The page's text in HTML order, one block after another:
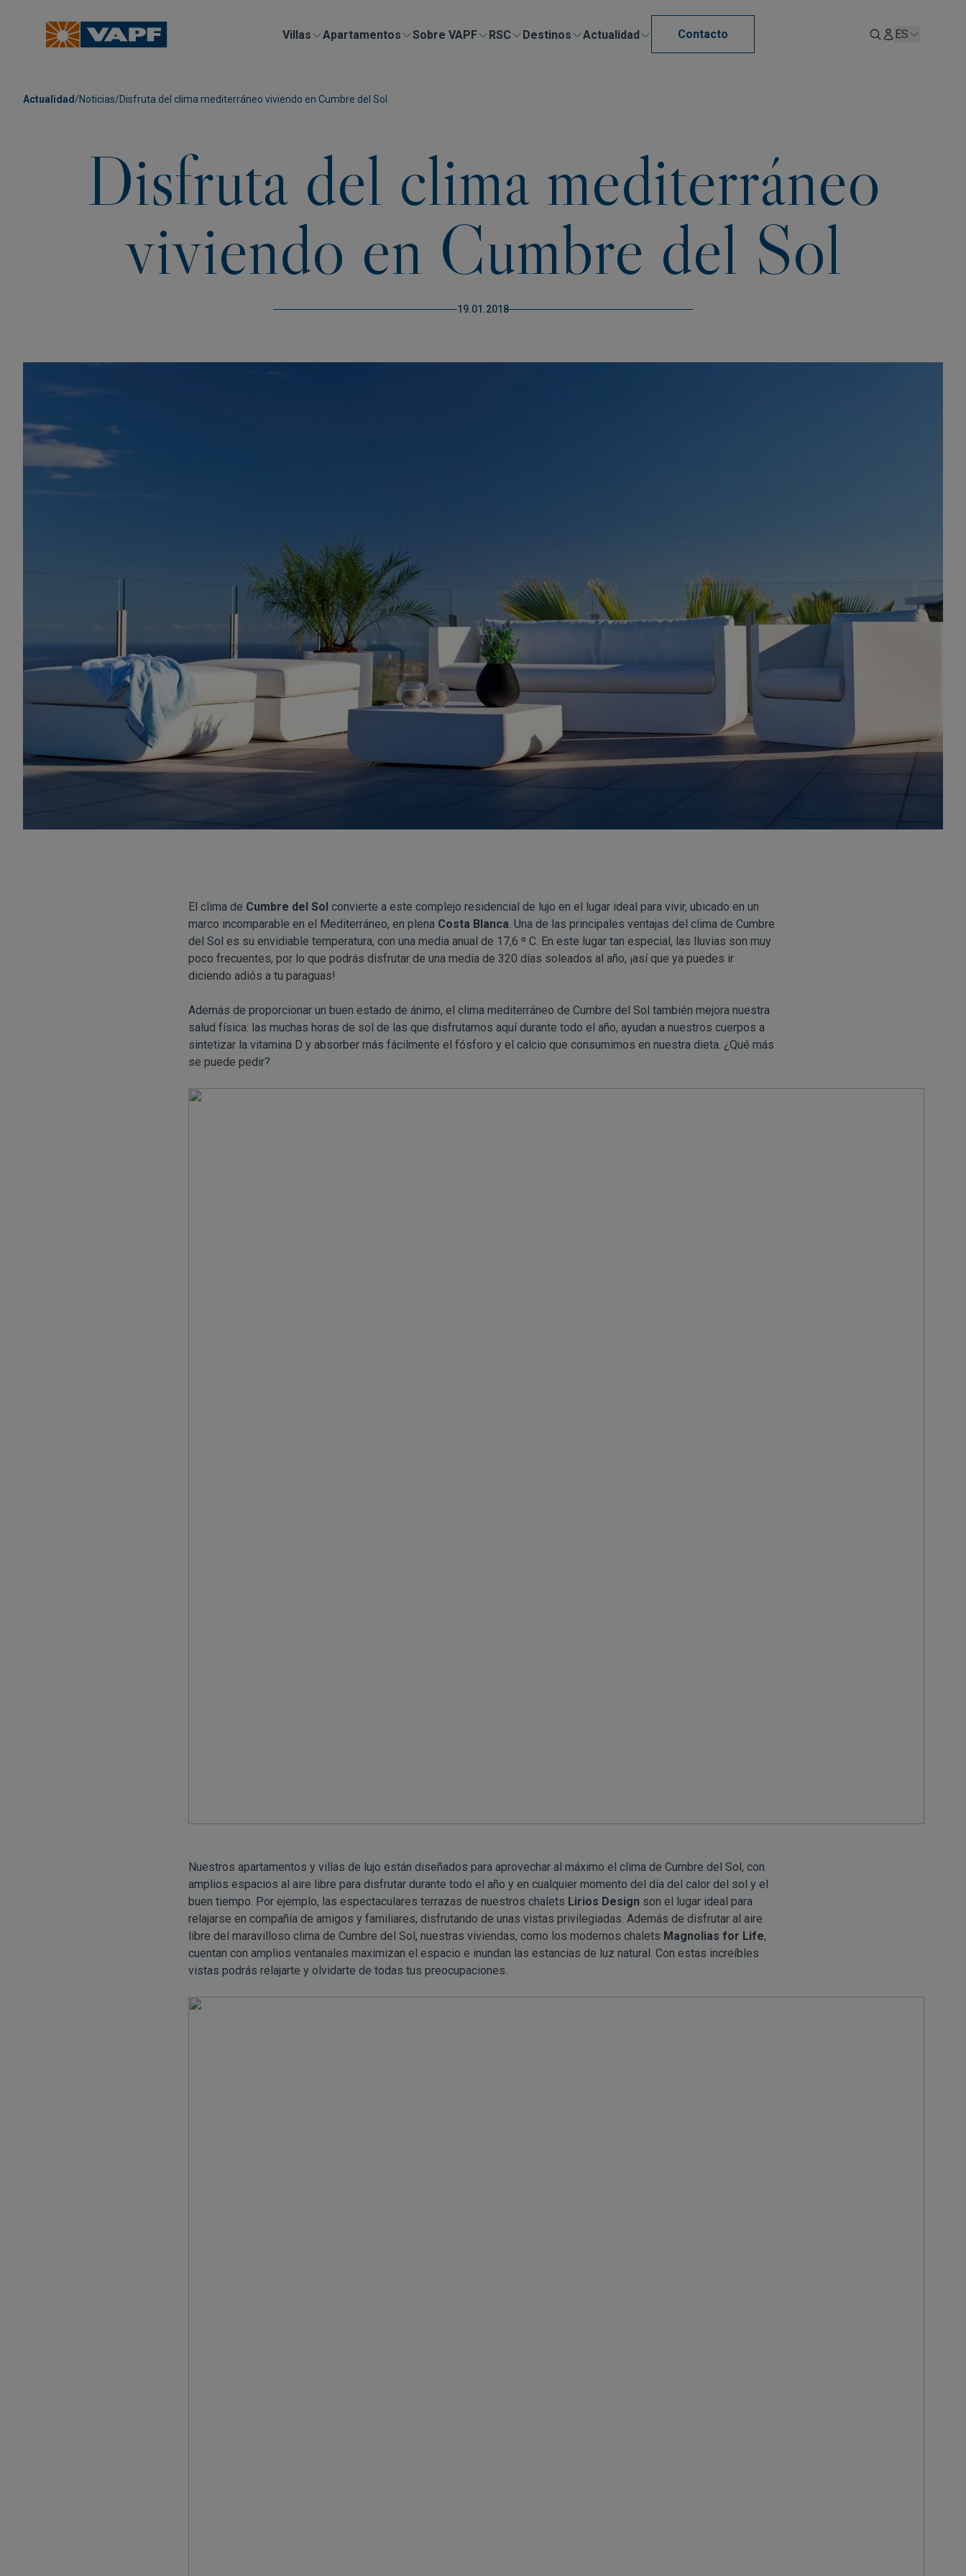
Villas Apartamentos Sobre VAPF RSC Destinos Actualidad Contacto ES
Actualidad /Noticias/Disfruta del clima mediterráneo viviendo en Cumbre del Sol
Disfruta del clima mediterráneo
viviendo en Cumbre del Sol
19.01.2018
El clima de Cumbre del Sol convierte a este complejo residencial de lujo en el lugar ideal para vivir, ubicado en un
marco incomparable en el Mediterráneo, en plena Costa Blanca. Una de las principales ventajas del clima de Cumbre
del Sol es su envidiable temperatura, con una media anual de 17,6 º C. En este lugar tan especial, las lluvias son muy
poco frecuentes, por lo que podrás disfrutar de una media de 320 días soleados al año, ¡así que ya puedes ir
diciendo adiós a tu paraguas!
Además de proporcionar un buen estado de ánimo, el clima mediterráneo de Cumbre del Sol también mejora nuestra
salud física: las muchas horas de sol de las que disfrutamos aquí durante todo el año, ayudan a nuestros cuerpos a
sintetizar la vitamina D y absorber más fácilmente el fósforo y el calcio que consumimos en nuestra dieta. ¿Qué más
se puede pedir?
Nuestros apartamentos y villas de lujo están diseñados para aprovechar al máximo el clima de Cumbre del Sol, con
amplios espacios al aire libre para disfrutar durante todo el año y en cualquier momento del día del calor del sol y el
buen tiempo. Por ejemplo, las espectaculares terrazas de nuestros chalets Lirios Design son el lugar ideal para
relajarse en compañía de amigos y familiares, disfrutando de unas vistas privilegiadas. Además de disfrutar al aire
libre del maravilloso clima de Cumbre del Sol, nuestras viviendas, como los modernos chalets Magnolias for Life,
cuentan con amplios ventanales maximizan el espacio e inundan las estancias de luz natural. Con estas increíbles
vistas podrás relajarte y olvidarte de todas tus preocupaciones.